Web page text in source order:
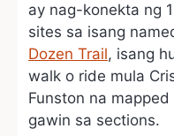
ay nag-konekta ng
sites sa isang
Dozen Trail, isang
walk o ride mula
Funston na
gawin sa sections.